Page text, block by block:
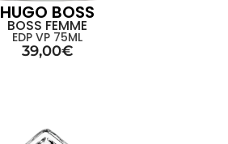
HUGO BOSS
BOSS FEMME
EDP VP 75ML
39,00€